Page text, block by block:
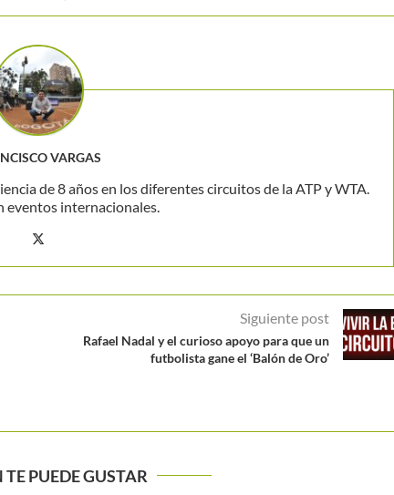
VARGAS
de 8 años en los diferentes circuitos de la ATP y WTA.
eventos internacionales.
Siguiente post
Rafael Nadal y el curioso apoyo para que un
futbolista gane el ‘Balón de Oro’
PUEDE GUSTAR